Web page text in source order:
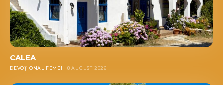
CALEA
DEVOȚIONAL FEMEI 8 AUGUST 2026